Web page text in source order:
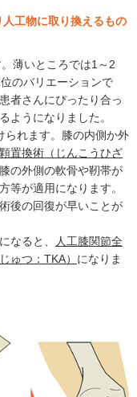
工物に取り換えるもの
薄いところでは1～2
のバリエーションで
者さんにぴったり合っ
ようになりました。
られます。膝の内側か外
置換術（じんこうひざ
の外側の軟骨や靭帯が
等が適用になります。
後の回復が早いことが
なると、
人工膝関節全
ゅつ：TKA） になりま